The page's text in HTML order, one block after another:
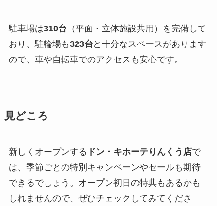
駐車場は310台 （平面・立体施設共用）を完備して
おり、駐輪場も323台 と十分なスペースがあります
ので、車や自転車でのアクセスも安心です。
見どころ
新しくオープンする ドン・キホーテりんくう店で
は、季節ごとの特別キャンペーンやセールも期待
できるでしょう。オープン初日の特典もあるかも
しれませんので、ぜひチェックしてみてくださ